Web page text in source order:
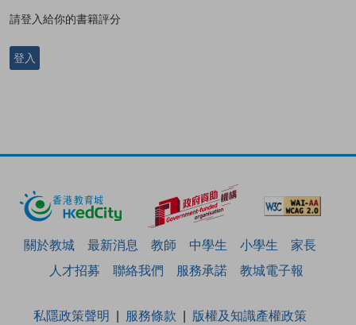
請登入給你的書籍評分
登入
關於教城 最新消息 教師 中學生 小學生
家長
人才招募
聯絡我們 服務承諾 教城電子報
私隱政策聲明 服務條款
版權及知識產權政策